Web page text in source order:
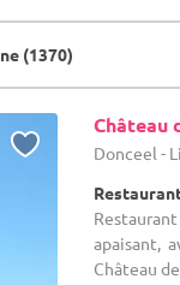
(1370)
Château
Donceel -
apaisant,
Château